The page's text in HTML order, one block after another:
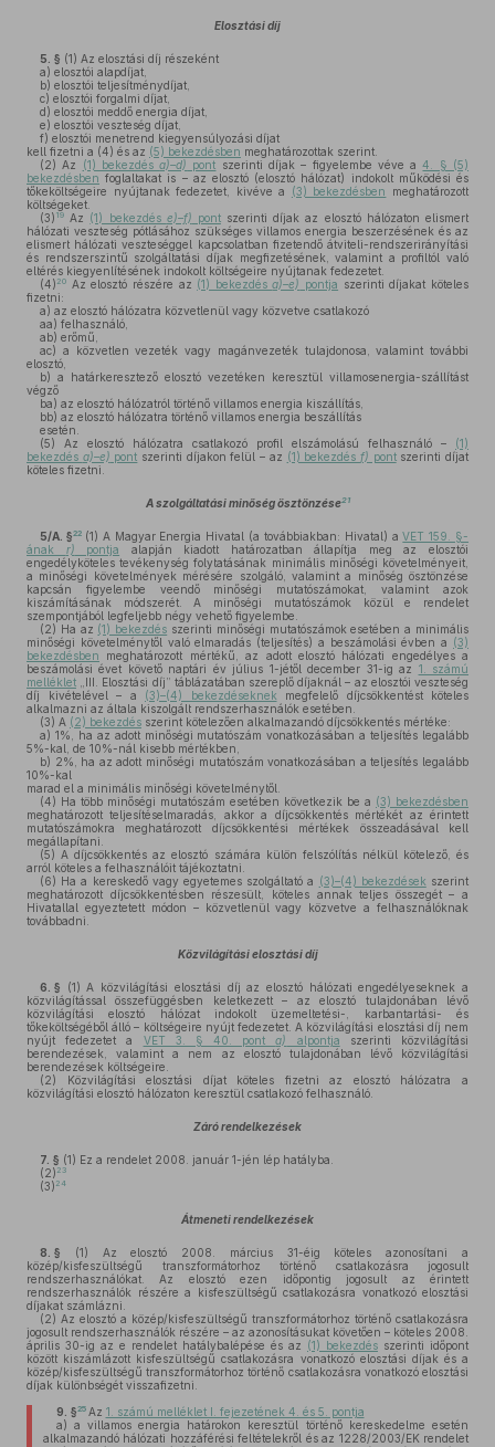
Elosztási díj
5. § (1) Az elosztási díj részeként
a) elosztói alapdíjat,
b) elosztói teljesítménydíjat,
c) elosztói forgalmi díjat,
d) elosztói meddő energia díjat,
e) elosztói veszteség díjat,
f) elosztói menetrend kiegyensúlyozási díjat
kell fizetni a (4) és az (5) bekezdésben meghatározottak szerint.
(2) Az (1) bekezdésa)–d) pont szerinti díjak – figyelembe véve a4. § (5)
bekezdésben foglaltakat is – az elosztó (elosztó hálózat) indokolt működési és
tőkeköltségeire nyújtanak fedezetet, kivéve a (3) bekezdésben
meghatározott
költségeket.
(3) 19 Az (1) bekezdés e)–f) pontszerinti díjak az elosztó hálózaton elismert
hálózati veszteség pótlásához szükséges villamos energia beszerzésének és az
elismert hálózati veszteséggel kapcsolatban fizetendő átviteli-rendszerirányítási
és rendszerszintű szolgáltatási díjak megfizetésének, valamint a profiltól való
eltérés kiegyenlítésének indokolt költségeire nyújtanak fedezetet.
(4) 20 Az elosztó részére az (1) bekezdésa)–e) pontja szerinti díjakat köteles
fizetni:
a) az elosztó hálózatra közvetlenül vagy közvetve csatlakozó
aa) felhasználó,
ab) erőmű,
ac) a közvetlen vezeték vagy magánvezeték tulajdonosa, valamint további
elosztó,
b) a határkeresztező elosztó vezetéken keresztül villamosenergia-szállítást
végző
ba) az elosztó hálózatról történő villamos energia kiszállítás,
bb) az elosztó hálózatra történő villamos energia beszállítás
esetén.
(5) Az elosztó hálózatra csatlakozó profil elszámolású felhasználó – (1)
bekezdés a)–e) pont szerinti díjakon felül – az (1) bekezdés f) pontszerinti díjat
köteles fizetni.
A szolgáltatási minőség ösztönzése21
5/A. §22 (1) A Magyar Energia Hivatal (a továbbiakban: Hivatal) aVET 159. §-
ának r) pontja alapján kiadott határozatban állapítja meg az elosztói
engedélyköteles tevékenység folytatásának minimális minőségi követelményeit,
a minőségi követelmények mérésére szolgáló, valamint a minőség ösztönzése
kapcsán figyelembe veendő minőségi mutatószámokat, valamint azok
kiszámításának módszerét. A minőségi mutatószámok közül e rendelet
szempontjából legfeljebb négy vehető figyelembe.
(2) Ha az (1) bekezdés szerinti minőségi mutatószámok esetében a minimális
minőségi követelménytől való elmaradás (teljesítés) a beszámolási évben a (3)
bekezdésben meghatározott mértékű, az adott elosztó hálózati engedélyes a
beszámolási évet követő naptári év július 1-jétől december 31-ig az 1. számú
melléklet „III. Elosztási díj” táblázatában szereplő díjaknál – az elosztói veszteség
díj kivételével – a (3)–(4) bekezdéseknek megfelelő díjcsökkentést köteles
alkalmazni az általa kiszolgált rendszerhasználók esetében.
(3) A (2) bekezdés szerint kötelezően alkalmazandó díjcsökkentés mértéke:
a) 1%, ha az adott minőségi mutatószám vonatkozásában a teljesítés legalább
5%-kal, de 10%-nál kisebb mértékben,
b) 2%, ha az adott minőségi mutatószám vonatkozásában a teljesítés legalább
10%-kal
marad el a minimális minőségi követelménytől.
(4) Ha több minőségi mutatószám esetében következik be a (3) bekezdésben
meghatározott teljesítéselmaradás, akkor a díjcsökkentés mértékét az érintett
mutatószámokra meghatározott díjcsökkentési mértékek összeadásával kell
megállapítani.
(5) A díjcsökkentés az elosztó számára külön felszólítás nélkül kötelező, és
arról köteles a felhasználóit tájékoztatni.
(6) Ha a kereskedő vagy egyetemes szolgáltató a (3)–(4) bekezdések szerint
meghatározott díjcsökkentésben részesült, köteles annak teljes összegét – a
Hivatallal egyeztetett módon – közvetlenül vagy közvetve a felhasználóknak
továbbadni.
Közvilágítási elosztási díj
6. § (1) A közvilágítási elosztási díj az elosztó hálózati engedélyeseknek a
közvilágítással összefüggésben keletkezett – az elosztó tulajdonában lévő
közvilágítási elosztó hálózat indokolt üzemeltetési-, karbantartási- és
tőkeköltségéből álló – költségeire nyújt fedezetet. A közvilágítási elosztási díj nem
nyújt fedezetet a VET 3. § 40. ponta) alpontja szerinti közvilágítási
berendezések, valamint a nem az elosztó tulajdonában lévő közvilágítási
berendezések költségeire.
(2) Közvilágítási elosztási díjat köteles fizetni az elosztó hálózatra a
közvilágítási elosztó hálózaton keresztül csatlakozó felhasználó.
Záró rendelkezések
7. § (1) Ez a rendelet 2008. január 1-jén lép hatályba.
(2) 23
(3) 24
Átmeneti rendelkezések
8. § (1) Az elosztó 2008. március 31-éig köteles azonosítani a
közép/kisfeszültségű transzformátorhoz történő csatlakozásra jogosult
rendszerhasználókat. Az elosztó ezen időpontig jogosult az érintett
rendszerhasználók részére a kisfeszültségű csatlakozásra vonatkozó elosztási
díjakat számlázni.
(2) Az elosztó a közép/kisfeszültségű transzformátorhoz történő csatlakozásra
jogosult rendszerhasználók részére – az azonosításukat követően – köteles 2008.
április 30-ig az e rendelet hatálybalépése és az (1) bekezdés szerinti időpont
között kiszámlázott kisfeszültségű csatlakozásra vonatkozó elosztási díjak és a
közép/kisfeszültségű transzformátorhoz történő csatlakozásra vonatkozó elosztási
díjak különbségét visszafizetni.
9. §25 Az 1. számú melléklet I. fejezetének 4. és 5. pontja
a) a villamos energia határokon keresztül történő kereskedelme esetén
alkalmazandó hálózati hozzáférési feltételekről és az 1228/2003/EK rendelet